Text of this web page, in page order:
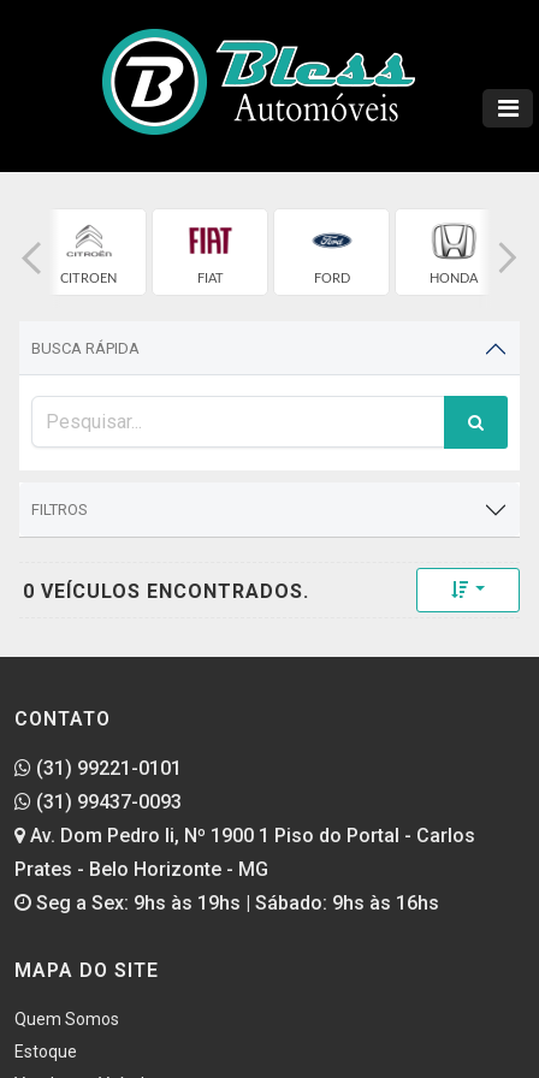
CITROEN FIAT FORD HONDA
BUSCA RÁPIDA
FILTROS
0 VEÍCULOS ENCONTRADOS. Toggle
CONTATO
(31) 99221-0101
(31) 99437-0093
Av. Dom Pedro Ii, Nº 1900 1 Piso do Portal - Carlos
Prates - Belo Horizonte - MG
Seg a Sex: 9hs às 19hs | Sábado: 9hs às 16hs
MAPA DO SITE
Quem Somos
Estoque